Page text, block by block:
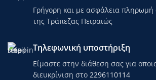
Γρήγορη και με ασφάλεια πληρωμή
της Τράπεζας Πειραιώς
Τηλεφωνική υποστήριξη
Είμαστε στην διάθεση σας για
διευκρίνιση στο 2296110114